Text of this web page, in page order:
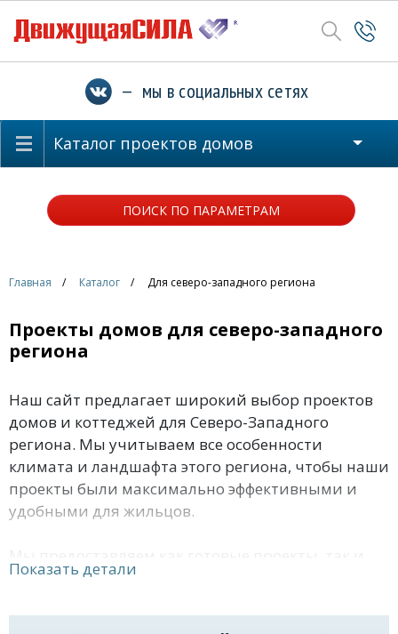
— мы в социальных сетях
Каталог проектов домов
ПОИСК ПО ПАРАМЕТРАМ
Главная Каталог Для северо-западного региона
Проекты домов для северо-западного
региона
Наш сайт предлагает широкий выбор проектов
домов и коттеджей для Северо-Западного
региона. Мы учитываем все особенности
климата и ландшафта этого региона, чтобы наши
проекты были максимально эффективными и
удобными для жильцов.
возможность заказать индивидуальный проект,
требованиям и пожеланиям. Наши специалисты
Показать детали